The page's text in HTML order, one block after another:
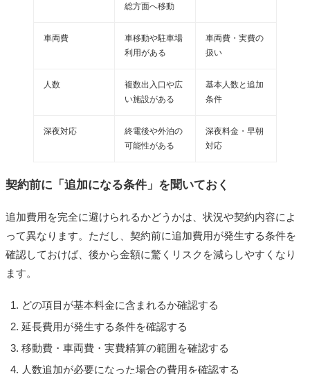
総方面へ移動
車両費
車移動や駐車場
利用がある
車両費・実費の
扱い
人数
複数出入口や広
い施設がある
基本人数と追加
条件
深夜対応
終電後や外泊の
可能性がある
深夜料金・早朝
対応
契約前に「追加になる条件」を聞いておく
追加費用を完全に避けられるかどうかは、状況や契約内容によ
って異なります。ただし、契約前に追加費用が発生する条件を
確認しておけば、後から金額に驚くリスクを減らしやすくなり
ます。
どの項目が基本料金に含まれるか確認する
延長費用が発生する条件を確認する
移動費・車両費・実費精算の範囲を確認する
人数追加が必要になった場合の費用を確認する